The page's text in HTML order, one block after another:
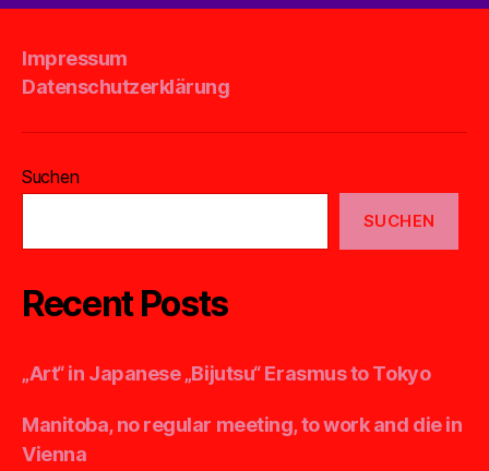
Beiträge
Impressum
Datenschutzerklärung
Suchen
SUCHEN
Recent Posts
„Art“ in Japanese „Bijutsu“ Erasmus to Tokyo
Manitoba, no regular meeting, to work and die in
Vienna